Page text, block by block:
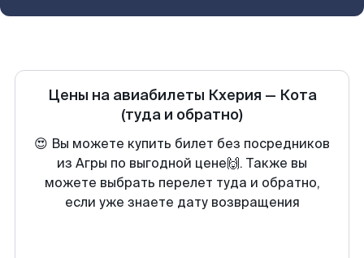
Цены на авиабилеты Кхерия — Кота
(туда и обратно)
😍 Вы можете купить билет без посредников
из Агры по выгодной цене🙌. Также вы
можете выбрать перелет туда и обратно,
если уже знаете дату возвращения